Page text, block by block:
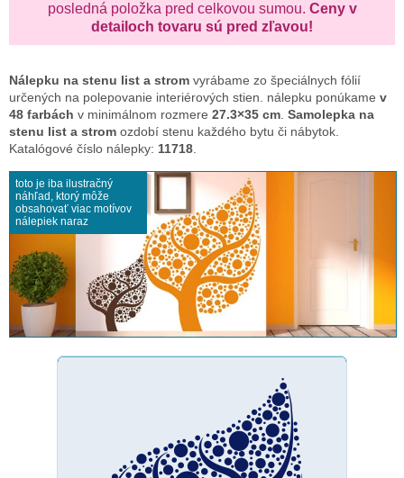
posledná položka pred celkovou sumou. Ceny v
detailoch tovaru sú pred zľavou!
Nálepku na stenu list a strom vyrábame zo špeciálnych fólií
určených na polepovanie interiérových stien. nálepku ponúkame v
48 farbách v minimálnom rozmere 27.3×35 cm Samolepka na
stenu list a strom ozdobí stenu každého bytu či nábytok.
Katalógové číslo nálepky: 11718
toto je iba ilustračný
náhľad, ktorý môže
obsahovať viac motívov
nálepiek naraz